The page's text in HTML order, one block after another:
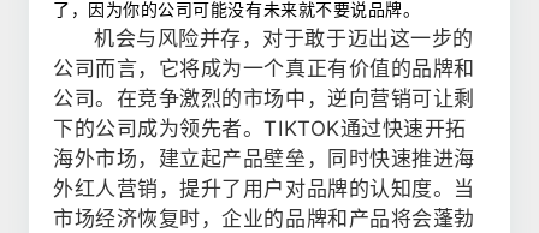
了，因为你的公司可能没有未来就不要说品牌。
机会与风险并存，对于敢于迈出这一步的
公司而言，它将成为一个真正有价值的品牌和
公司。在竞争激烈的市场中，逆向营销可让剩
下的公司成为领先者。TIKTOK通过快速开拓
海外市场，建立起产品壁垒，同时快速推进海
外红人营销，提升了用户对品牌的认知度。当
市场经济恢复时，企业的品牌和产品将会蓬勃